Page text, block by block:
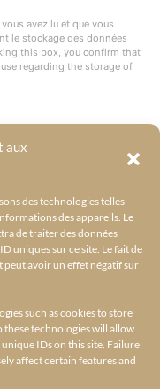
aux
des technologies telles
des appareils. Le
de traiter des données
uniques sur ce site. Le fait de
peut avoir un effet négatif sur
such as cookies to store
technologies will allow
IDs on this site. Failure
affect certain features and
avez lu et que vous
le stockage des données
this box, you confirm that
regarding the storage of